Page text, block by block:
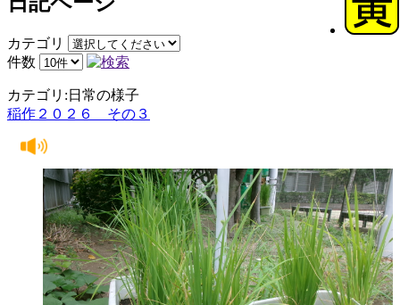
カテゴリ
件数
カテゴリ:日常の様子
稲作２０２６ その３